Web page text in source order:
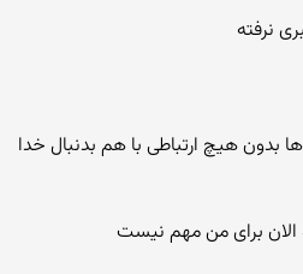
نرفته
بدون هیچ ارتباطی با هم بدنبال خدا
الان برای من مهم نیست